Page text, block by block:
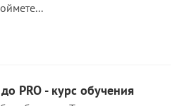
PRO - курс обучения